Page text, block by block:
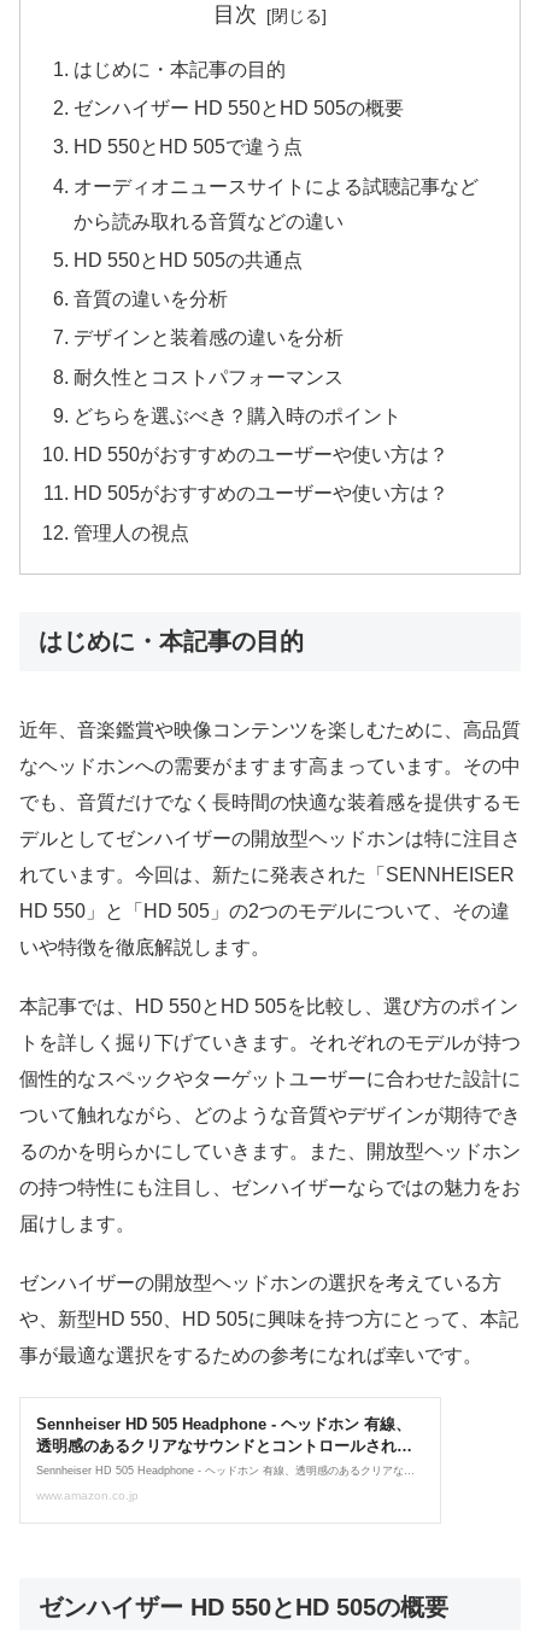
目次
はじめに・本記事の目的
ゼンハイザー HD 550とHD 505の概要
HD 550とHD 505で違う点
オーディオニュースサイトによる試聴記事など
から読み取れる音質などの違い
HD 550とHD 505の共通点
音質の違いを分析
デザインと装着感の違いを分析
耐久性とコストパフォーマンス
どちらを選ぶべき？購入時のポイント
HD 550がおすすめのユーザーや使い方は？
HD 505がおすすめのユーザーや使い方は？
管理人の視点
はじめに・本記事の目的
近年、音楽鑑賞や映像コンテンツを楽しむために、高品質
なヘッドホンへの需要がますます高まっています。その中
でも、音質だけでなく長時間の快適な装着感を提供するモ
デルとしてゼンハイザーの開放型ヘッドホンは特に注目さ
れています。今回は、新たに発表された「SENNHEISER
HD 550」と「HD 505」の2つのモデルについて、その違
いや特徴を徹底解説します。
本記事では、HD 550とHD 505を比較し、選び方のポイン
トを詳しく掘り下げていきます。それぞれのモデルが持つ
個性的なスペックやターゲットユーザーに合わせた設計に
ついて触れながら、どのような音質やデザインが期待でき
るのかを明らかにしていきます。また、開放型ヘッドホン
の持つ特性にも注目し、ゼンハイザーならではの魅力をお
届けします。
ゼンハイザーの開放型ヘッドホンの選択を考えている方
や、新型HD 550、HD 505に興味を持つ方にとって、本記
事が最適な選択をするための参考になれば幸いです。
ゼンハイザー HD 550とHD 505の概要